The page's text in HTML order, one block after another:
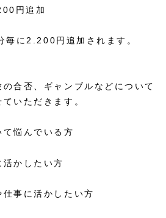
円追加
毎に2.200円追加されます。
合否、ギャンブルなどについて
いただきます。
て悩んでいる方
活かしたい方
仕事に活かしたい方